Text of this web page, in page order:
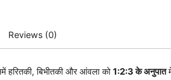
Reviews (0)
हरितकी, बिभीतकी और आंवला को 1:2:3 के अनुपात